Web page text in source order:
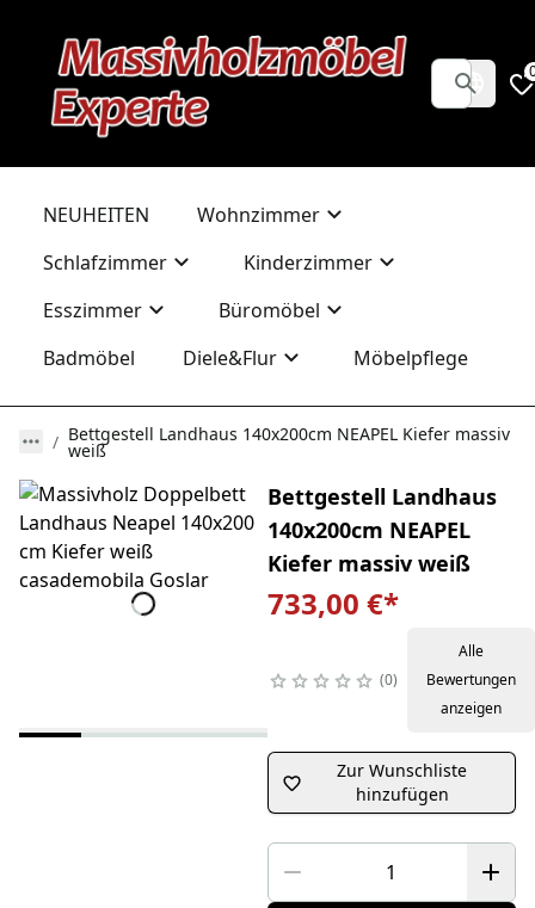
NEUHEITEN
Wohnzimmer
Schlafzimmer
Kinderzimmer
Esszimmer
Büromöbel
Badmöbel
Diele&Flur Möbelpflege
Bettgestell Landhaus 140x200cm NEAPEL Kiefer massiv
weiß
Bettgestell Landhaus
140x200cm NEAPEL
Kiefer massiv weiß
733,00 €*
0
Alle
Bewertungen
anzeigen
Zur Wunschliste
hinzufügen